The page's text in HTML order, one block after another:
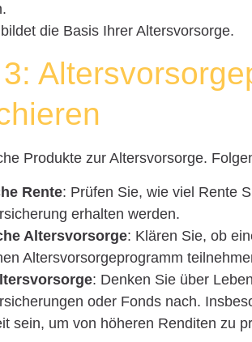
die Basis Ihrer Altersvorsorge.
Produkte zur Altersvorsorge.
Rente: Prüfen Sie, wie viel Rente
erhalten werden.
Altersvorsorge: Klären Sie, ob
Altersvorsorgeprogramm
: Denken Sie über
oder Fonds nach.
sein, um von höheren Renditen zu